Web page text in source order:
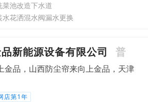
池改造下水道
花洒混水阀漏水更换
新能源设备有限公司 普
金品，山西防尘帘来向上金品，天津
店第1年